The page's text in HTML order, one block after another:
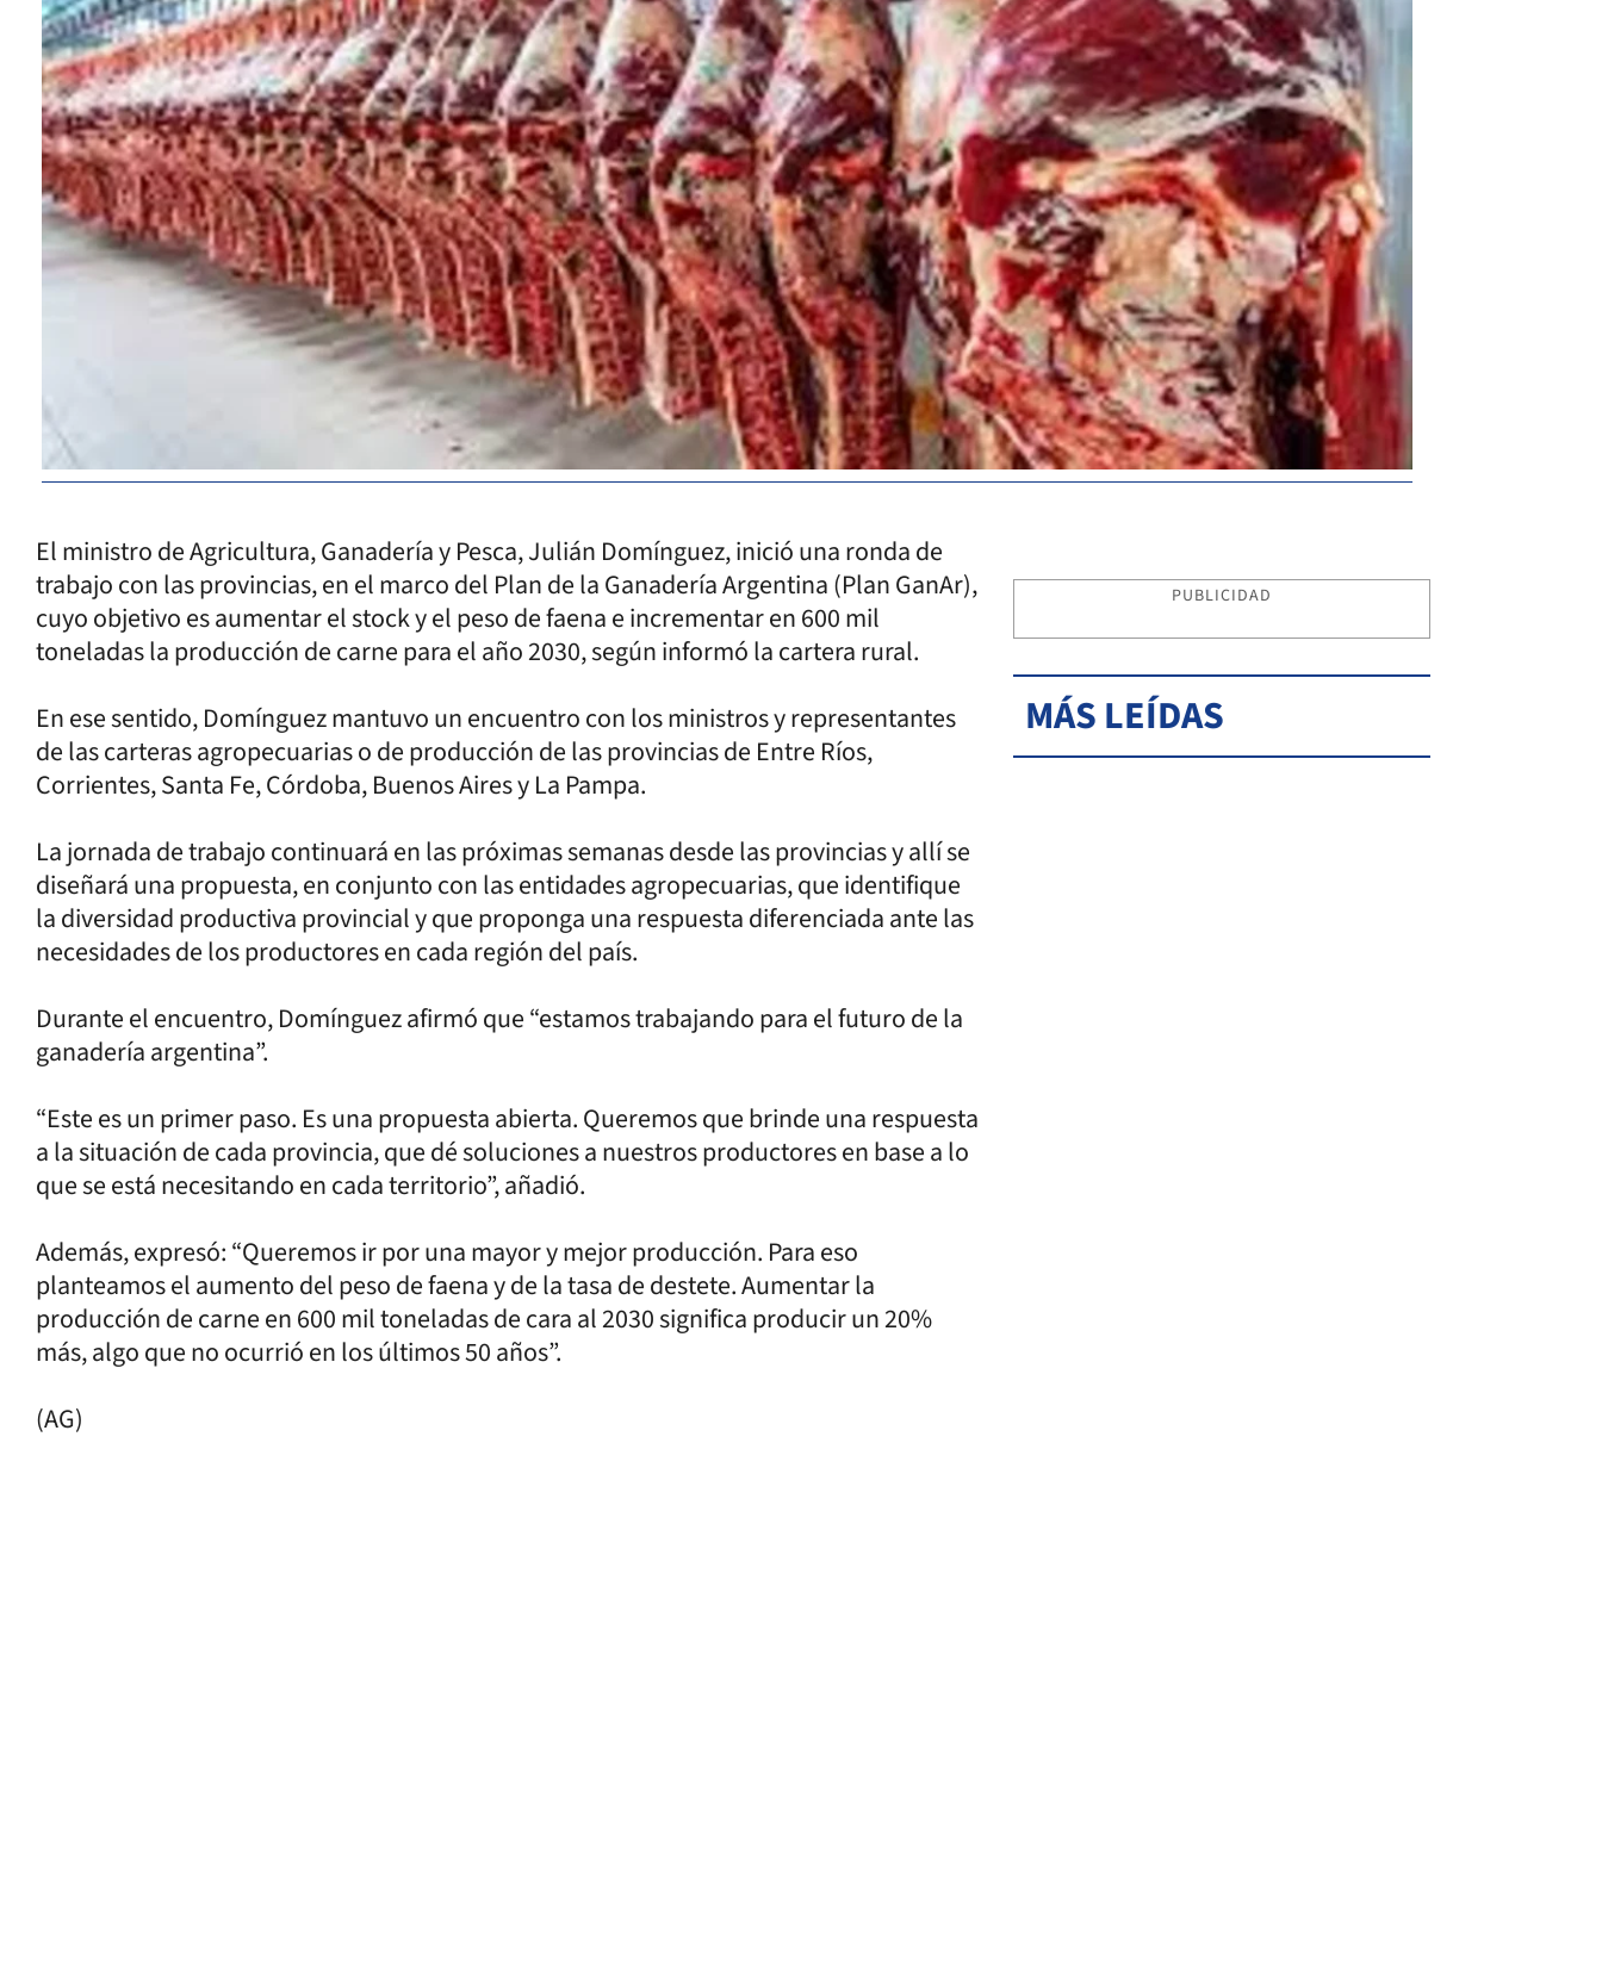
El ministro de Agricultura, Ganadería y Pesca, Julián Domínguez, inició una ronda de
trabajo con las provincias, en el marco del Plan de la Ganadería Argentina (Plan GanAr),
cuyo objetivo es aumentar el stock y el peso de faena e incrementar en 600 mil
toneladas la producción de carne para el año 2030, según informó la cartera rural.
En ese sentido, Domínguez mantuvo un encuentro con los ministros y representantes
de las carteras agropecuarias o de producción de las provincias de Entre Ríos,
Corrientes, Santa Fe, Córdoba, Buenos Aires y La Pampa.
La jornada de trabajo continuará en las próximas semanas desde las provincias y allí se
diseñará una propuesta, en conjunto con las entidades agropecuarias, que identifique
la diversidad productiva provincial y que proponga una respuesta diferenciada ante las
necesidades de los productores en cada región del país.
Durante el encuentro, Domínguez afirmó que “estamos trabajando para el futuro de la
ganadería argentina”.
“Este es un primer paso. Es una propuesta abierta. Queremos que brinde una respuesta
a la situación de cada provincia, que dé soluciones a nuestros productores en base a lo
que se está necesitando en cada territorio”, añadió.
Además, expresó: “Queremos ir por una mayor y mejor producción. Para eso
planteamos el aumento del peso de faena y de la tasa de destete. Aumentar la
producción de carne en 600 mil toneladas de cara al 2030 significa producir un 20%
más, algo que no ocurrió en los últimos 50 años”.
(AG)
PUBLICIDAD
MÁS LEÍDAS